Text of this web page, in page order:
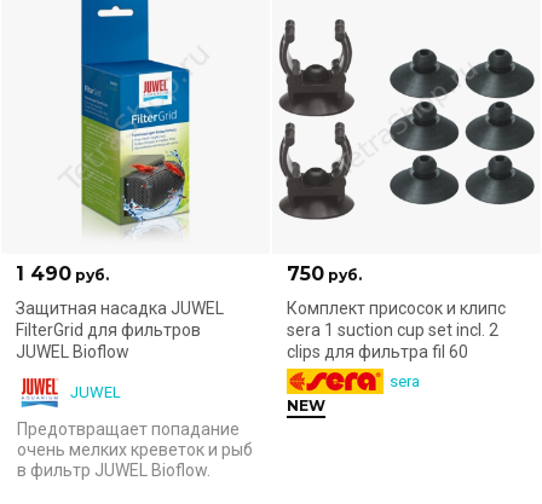
1 490 руб.
Защитная насадка JUWEL
FilterGrid для фильтров
JUWEL Bioflow
JUWEL
Предотвращает попадание
очень мелких креветок и рыб
в фильтр JUWEL Bioflow.
750 руб.
Комплект присосок и клипс
sera 1 suction cup set incl. 2
clips для фильтра fil 60
sera
NEW